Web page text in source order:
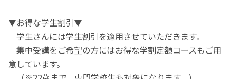
▼お得な学生割引▼
学生さんには学生割引を適用させていただきます。
集中受講をご希望の方にはお得な学割定額コースもご用
意しています。